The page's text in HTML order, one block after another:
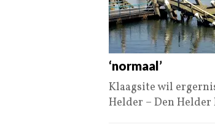
‘normaal’
Klaagsite wil
Helder – Den Helder